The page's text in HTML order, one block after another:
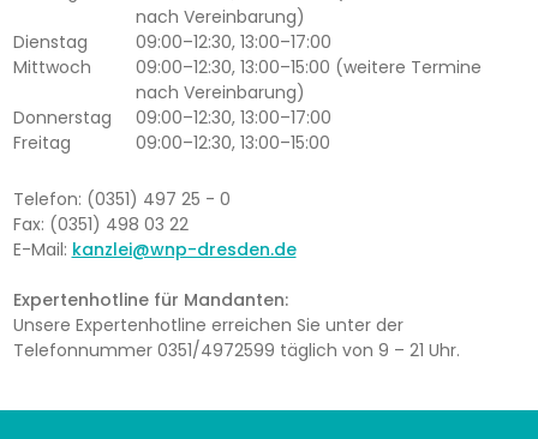
nach Vereinbarung)
Dienstag
09:00–12:30, 13:00–17:00
Mittwoch
09:00–12:30, 13:00–15:00 (weitere Termine
nach Vereinbarung)
Donnerstag
09:00–12:30, 13:00–17:00
Freitag
09:00–12:30, 13:00–15:00
Telefon: (0351) 497 25 - 0
Fax: (0351) 498 03 22
E-Mail: kanzlei@wnp-dresden.de
Expertenhotline für Mandanten:
Unsere Expertenhotline erreichen Sie unter der
Telefonnummer 0351/4972599 täglich von 9 – 21 Uhr.